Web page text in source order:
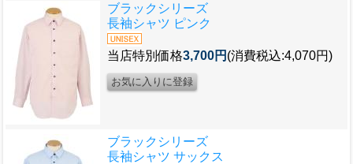
ブラックシリーズ
長袖シャツ ピンク
当店特別価格3,700円 (消費税込:4,070円)
ブラックシリーズ
長袖シャツ サックス